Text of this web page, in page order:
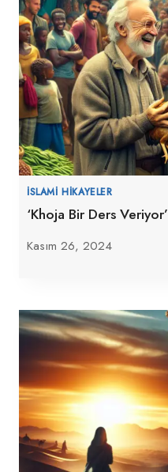
İSLAMI HIKAYELER
‘Khoja Bir Ders Veriyor’
Kasım 26, 2024